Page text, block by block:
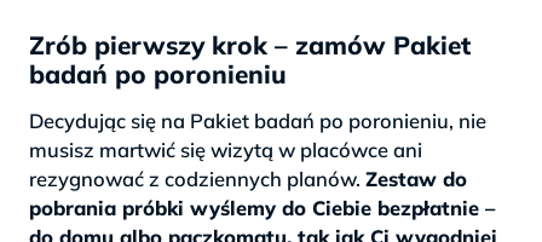
Zrób pierwszy krok – zamów Pakiet
badań po poronieniu
Decydując się na Pakiet badań po poronieniu, nie
musisz martwić się wizytą w placówce ani
rezygnować z codziennych planów. Zestaw do
pobrania próbki wyślemy do Ciebie bezpłatnie –